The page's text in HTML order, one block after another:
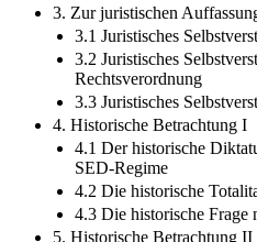
3. Zur juristischen
3.1 Juristisches
3.2 Juristisches
Rechtsverordnung
3.3 Juristisches
4. Historische Betrachtung I
4.1 Der historische
SED-Regime
4.2 Die historische
4.3 Die historische Frage
5. Historische Betrachtung II